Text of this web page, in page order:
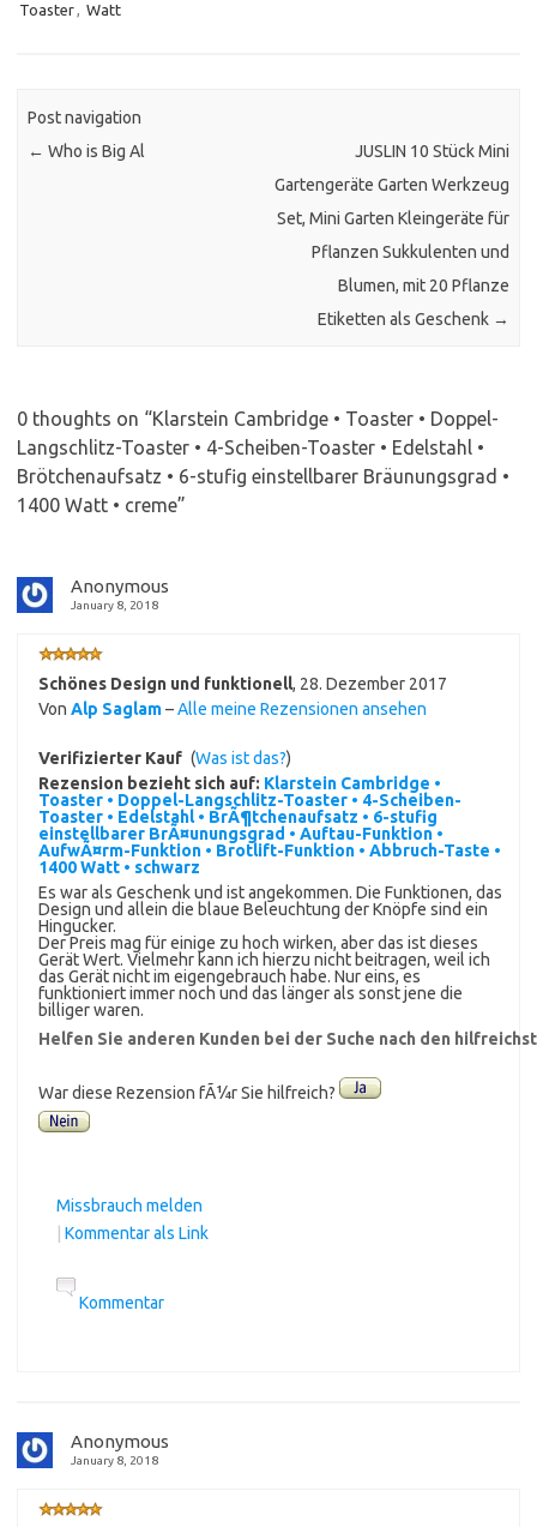
Toaster, Watt
Post navigation
← Who is Big Al
JUSLIN 10 Stück Mini
Gartengeräte Garten Werkzeug
Set, Mini Garten Kleingeräte für
Pflanzen Sukkulenten und
Blumen, mit 20 Pflanze
Etiketten als Geschenk →
0 thoughts on “Klarstein Cambridge • Toaster • Doppel-
Langschlitz-Toaster • 4-Scheiben-Toaster • Edelstahl •
Brötchenaufsatz • 6-stufig einstellbarer Bräunungsgrad •
1400 Watt • creme”
Anonymous
January 8, 2018
Schönes Design und funktionell, 28. Dezember 2017
Von Alp Saglam–Alle meine Rezensionen ansehen
Verifizierter Kauf (Was ist das?)
Rezension bezieht sich auf: Klarstein Cambridge •
Toaster • Doppel-Langschlitz-Toaster • 4-Scheiben-
Toaster • Edelstahl • BrÃ¶tchenaufsatz • 6-stufig
einstellbarer BrÃ¤unungsgrad • Auftau-Funktion •
AufwÃ¤rm-Funktion • Brotlift-Funktion • Abbruch-Taste •
1400 Watt • schwarz
Es war als Geschenk und ist angekommen. Die Funktionen, das
Design und allein die blaue Beleuchtung der Knöpfe sind ein
Hingucker.
Der Preis mag für einige zu hoch wirken, aber das ist dieses
Gerät Wert. Vielmehr kann ich hierzu nicht beitragen, weil ich
das Gerät nicht im eigengebrauch habe. Nur eins, es
funktioniert immer noch und das länger als sonst jene die
billiger waren.
Helfen Sie anderen Kunden bei der Suche nach den
War diese Rezension fÃ¼r Sie hilfreich?
Missbrauch melden
Kommentar als Link
Kommentar
Anonymous
January 8, 2018